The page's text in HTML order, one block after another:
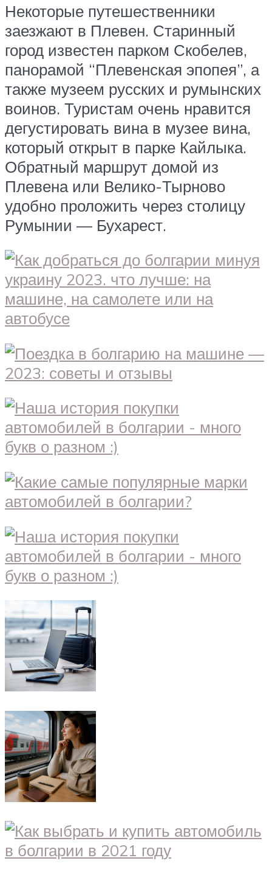
Некоторые путешественники
заезжают в Плевен. Старинный
город известен парком Скобелев,
панорамой “Плевенская эпопея”, а
также музеем русских и румынских
воинов. Туристам очень нравится
дегустировать вина в музее вина,
который открыт в парке Кайлыка.
Обратный маршрут домой из
Плевена или Велико-Тырново
удобно проложить через столицу
Румынии — Бухарест.